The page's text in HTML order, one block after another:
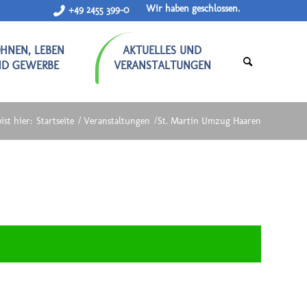
+49 2455 399-0 Wir haben geschlossen.
LEBEN
GEWERBE
AKTUELLES UND
VERANSTALTUNGEN
hier: Startseite / Veranstaltungen /St. Martin Umzug Haaren